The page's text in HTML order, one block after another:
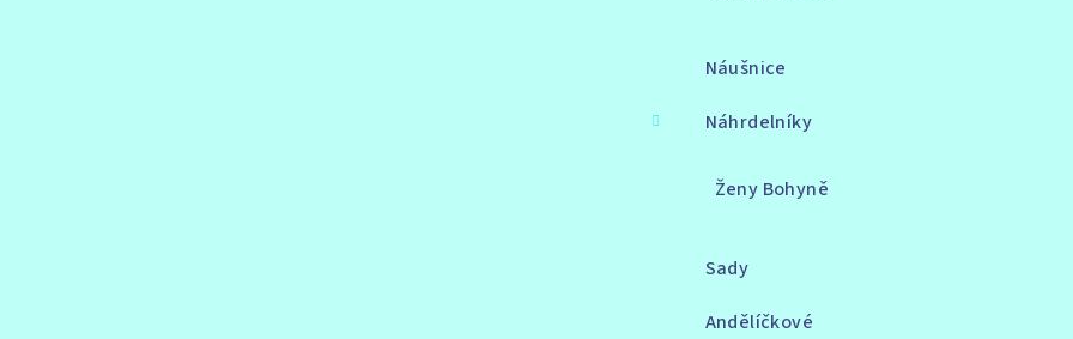
Náušnice
Náhrdelníky
Ženy Bohyně
Sady
Andělíčkové